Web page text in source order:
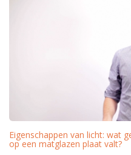
Eigenschappen van licht: wat
op een matglazen plaat valt?